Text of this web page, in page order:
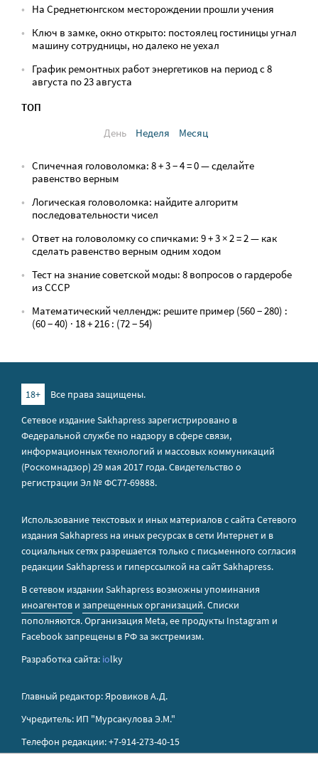
На Среднетюнгском месторождении прошли учения
Ключ в замке, окно открыто: постоялец гостиницы угнал
машину сотрудницы, но далеко не уехал
График ремонтных работ энергетиков на период с 8
августа по 23 августа
ТОП
День
Неделя Месяц
Спичечная головоломка: 8 + 3 − 4 = 0 — сделайте
равенство верным
Логическая головоломка: найдите алгоритм
последовательности чисел
Ответ на головоломку со спичками: 9 + 3 × 2 = 2 — как
сделать равенство верным одним ходом
Тест на знание советской моды: 8 вопросов о гардеробе
из СССР
Математический челлендж: решите пример (560 − 280) :
(60 − 40) · 18 + 216 : (72 − 54)
18+
Все права защищены.
Сетевое издание Sakhapress зарегистрировано в
Федеральной службе по надзору в сфере связи,
информационных технологий и массовых коммуникаций
(Роскомнадзор) 29 мая 2017 года. Свидетельство о
регистрации Эл № ФС77-69888.
Использование текстовых и иных материалов с сайта Сетевого
издания Sakhapress на иных ресурсах в сети Интернет и в
социальных сетях разрешается только с письменного согласия
редакции Sakhapress и гиперссылкой на сайт Sakhapress.
В сетевом издании Sakhapress возможны упоминания
иноагентов и запрещенных организаций. Списки
пополняются. Организация Metа, ее продукты Instagram и
Facebook запрещены в РФ за экстремизм.
Разработка сайта: iolky
Главный редактор: Яровиков А.Д.
Учредитель: ИП "Мурсакулова Э.М."
Телефон редакции: +7-914-273-40-15